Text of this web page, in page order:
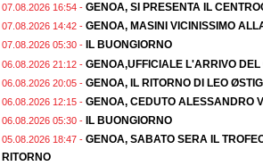
07.08.2026 16:54 - GENOA, SI PRESENTA IL
07.08.2026 14:42 - GENOA, MASINI VICINISSIMO
07.08.2026 05:30 - IL BUONGIORNO
06.08.2026 21:12 - GENOA,UFFICIALE L'ARRIVO
06.08.2026 20:05 - GENOA, IL RITORNO DI LEO
06.08.2026 12:15 - GENOA, CEDUTO ALESSANDRO
06.08.2026 05:30 - IL BUONGIORNO
05.08.2026 18:47 - GENOA, SABATO SERA IL
RITORNO